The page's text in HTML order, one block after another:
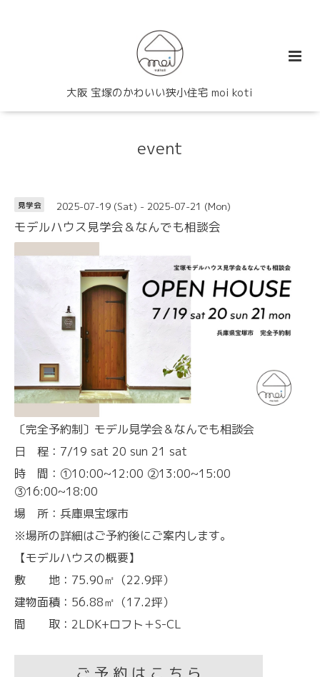
大阪 宝塚のかわいい狭小住宅 moi koti
event
見学会 2025-07-19 (Sat) - 2025-07-21 (Mon)
モデルハウス見学会＆なんでも相談会
〔完全予約制〕モデル見学会＆なんでも相談会
日 程：7/19 sat 20 sun 21 sat
時 間：①10:00~12:00 ②13:00~15:00
③16:00~18:00
場 所：兵庫県宝塚市
※場所の詳細はご予約後にご案内します。
【モデルハウスの概要】
敷 地：75.90㎡（22.9坪）
建物面積：56.88㎡（17.2坪）
間 取：2LDK+ロフト＋S-CL
ご 予 約 は こ ち ら